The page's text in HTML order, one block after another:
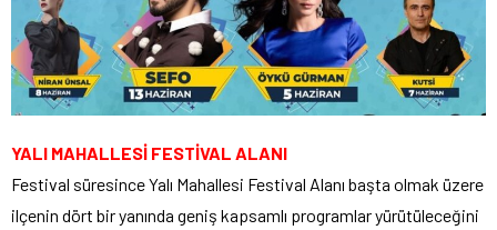
YALI MAHALLESİ FESTİVAL ALANI
Festival süresince Yalı Mahallesi Festival Alanı başta olmak üzere
ilçenin dört bir yanında geniş kapsamlı programlar yürütüleceğini